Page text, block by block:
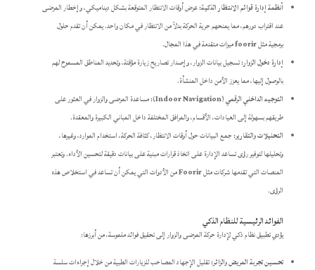
أنظمة إدارة قوائم الانتظار الذكية:عرض أوقات الانتظار المتوقعة بشكل ديناميكي، وإخطار المرضى
عند اقتراب دورهم، مما يمنحهم حرية الحركة بدلاً من الانتظار في مكان واحد. يمكن أن تقدم حلول
برمجية مثلfoorirميزات متقدمة في هذا المجال.
إدارة دخول الزوار:تسجيل بيانات الزوار، وإصدار تصاريح زيارة مؤقتة، وتحديد المناطق المسموح لهم
بالوصول إليها، مما يعزز الأمن داخل المنشأة.
التوجيه الداخلي الرقمي (Indoor Navigation):
مساعدة المرضى والزوار في العثور على
طريقهم بسهولة إلى العيادات، الأقسام، والمرافق المختلفة داخل المباني الكبيرة والمعقدة.
التحليلات والتقارير:جمع البيانات حول أوقات الانتظار، كثافة الحركة، استخدام الموارد، وغيرها،
وتحليلها لتوفير رؤى تساعد الإدارة على اتخاذ قرارات مبنية على بيانات دقيقة لتحسين الأداء. وتعتبر
المنصات التي تقدمها شركات مثلFoorirمن الأدوات التي يمكن أن تساعد في استخلاص هذه
الرؤى.
الفوائد الرئيسية للنظام الذكي
يؤدي تطبيق نظام ذكي لإدارة حركة المرضى والزوار إلى تحقيق فوائد ملموسة، من أبرزها:
تحسين تجربة المريض والزائر:تقليل الإجهاد المصاحب للزيارات الطبية من خلال إجراءات سلسة